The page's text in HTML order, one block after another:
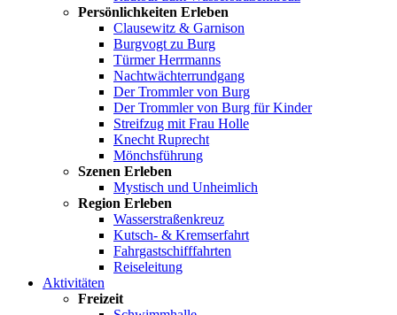
Persönlichkeiten Erleben
Clausewitz & Garnison
Burgvogt zu Burg
Türmer Herrmanns
Nachtwächterrundgang
Der Trommler von Burg
Der Trommler von Burg für Kinder
Streifzug mit Frau Holle
Knecht Ruprecht
Mönchsführung
Szenen Erleben
Mystisch und Unheimlich
Region Erleben
Wasserstraßenkreuz
Kutsch- & Kremserfahrt
Fahrgastschifffahrten
Reiseleitung
Aktivitäten
Freizeit